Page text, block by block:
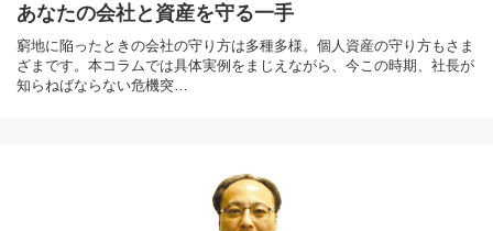
あなたの会社と資産を守る一手
窮地に陥ったときの会社の守り方は多種多様。個人資産の守り方もさま
ざまです。本コラムでは具体実例をまじえながら、今この時期、社長が
知らねばならない危機突…